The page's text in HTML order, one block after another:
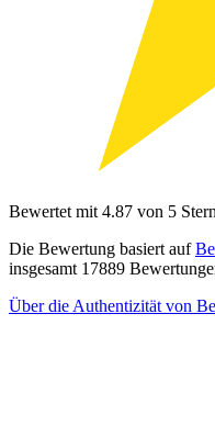
Bewertet mit 4.87 von 5
Die Bewertung basiert auf
insgesamt 17889
Über die Authentizität von